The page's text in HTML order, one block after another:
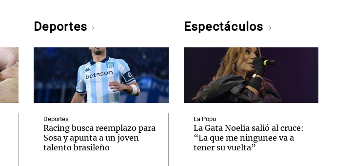
Deportes
Deportes
Racing busca reemplazo para
Sosa y apunta a un joven
talento brasileño
Espectáculos
La Popu
La Gata Noelia salió al cruce:
“La que me ningunee va a
tener su vuelta”